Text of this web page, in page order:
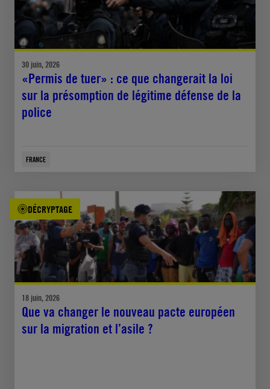
30 juin, 2026
«Permis de tuer» : ce que changerait la loi
sur la présomption de légitime défense de la
police
FRANCE
DÉCRYPTAGE
18 juin, 2026
Que va changer le nouveau pacte européen
sur la migration et l’asile ?